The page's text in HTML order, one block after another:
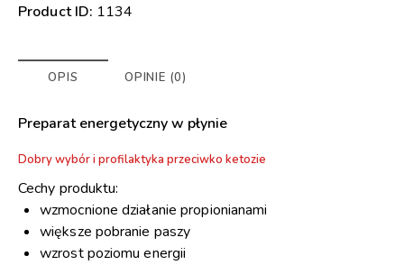
Product ID: 1134
OPIS OPINIE (0)
Preparat energetyczny w płynie
Dobry wybór i profilaktyka przeciwko ketozie
Cechy produktu:
wzmocnione działanie propionianami
większe pobranie paszy
wzrost poziomu energii